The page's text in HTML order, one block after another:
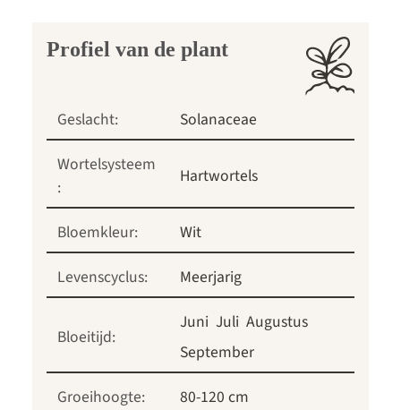
Profiel van de plant
Geslacht:
Solanaceae
Wortelsysteem
:
Hartwortels
Bloemkleur:
Wit
Levenscyclus:
Meerjarig
Bloeitijd:
Juni Juli Augustus
September
Groeihoogte:
80-120 cm